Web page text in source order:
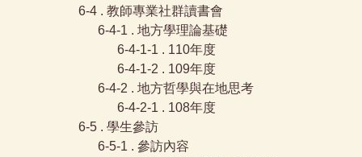
6-4 . 教師專業社群讀書會
6-4-1 . 地方學理論基礎
6-4-1-1 . 110年度
6-4-1-2 . 109年度
6-4-2 . 地方哲學與在地思考
6-4-2-1 . 108年度
6-5 . 學生參訪
6-5-1 . 參訪內容